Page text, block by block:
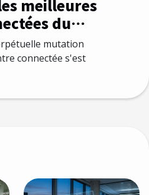
meilleures
du
mutation
connectée s'est